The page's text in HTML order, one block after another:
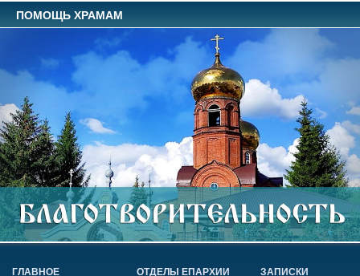
ПОМОЩЬ ХРАМАМ
ГЛАВНОЕ ОТДЕЛЫ ЕПАРХИИ
ЗАПИСКИ